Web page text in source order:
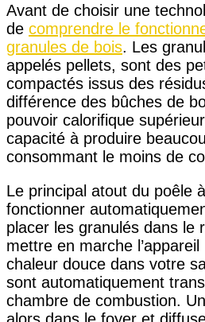
Avant de choisir une
de comprendre le
granules de bois. Les
appelés pellets, sont des
compactés issus des
différence des bûches de
pouvoir calorifique
capacité à produire
consommant le moins de
Le principal atout du poêle
fonctionner
placer les granulés dans le
mettre en marche
chaleur douce dans votre
sont automatiquement
chambre de combustion.